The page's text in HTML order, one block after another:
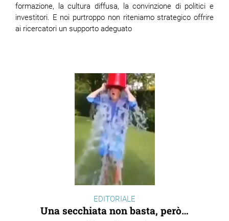
formazione, la cultura diffusa, la convinzione di politici e
investitori. E noi purtroppo non riteniamo strategico offrire
ai ricercatori un supporto adeguato
EDITORIALE
Una secchiata non basta, però…